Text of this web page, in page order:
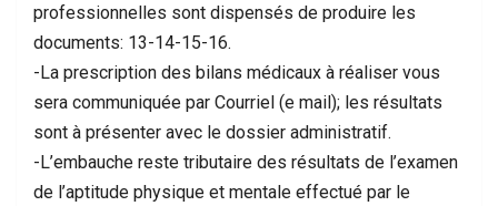
professionnelles sont dispensés de produire les
documents: 13-14-15-16.
-La prescription des bilans médicaux à réaliser vous
sera communiquée par Courriel (e mail); les résultats
sont à présenter avec le dossier administratif.
-L’embauche reste tributaire des résultats de l’examen
de l’aptitude physique et mentale effectué par le